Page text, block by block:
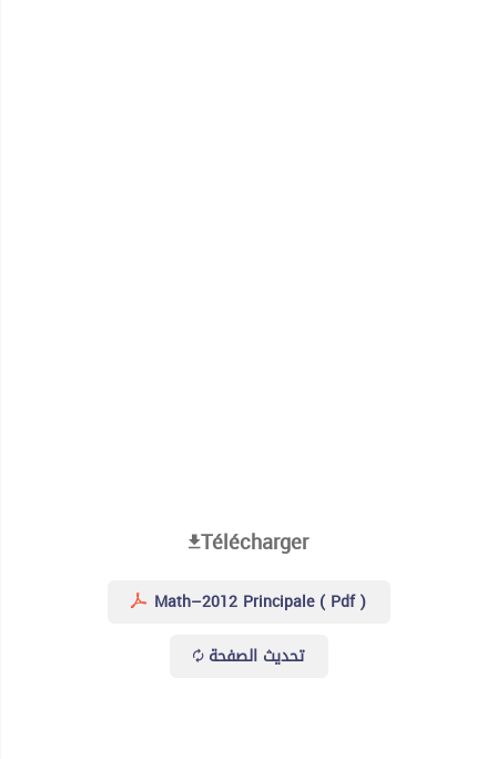
Télécharger
Math–2012 Principale ( Pdf )
تحديث الصفحة